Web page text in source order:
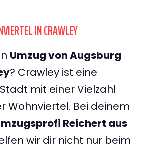
IN CRAWLEY
Umzug von Augsburg
? Crawley ist eine
mit einer Vielzahl
Wohnviertel. Bei deinem
Reichert aus
wir dir nicht nur beim